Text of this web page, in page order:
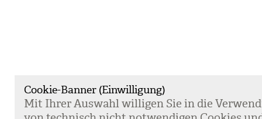
Cookie-Banner (Einwilligung)
Mit Ihrer Aus­wahl wil­li­gen Sie in die